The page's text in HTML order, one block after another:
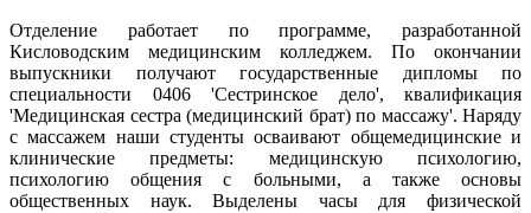
Отделение работает по программе, разработанной
Кисловодским медицинским колледжем. По окончании
выпускники получают государственные дипломы по
специальности 0406 'Сестринское дело', квалификация
'Медицинская сестра (медицинский брат) по массажу'. Наряду
с массажем наши студенты осваивают общемедицинские и
клинические предметы: медицинскую психологию,
психологию общения с больными, а также основы
общественных наук. Выделены часы для физической